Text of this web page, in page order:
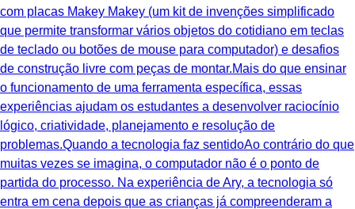
com placas Makey Makey (um kit de invenções simplificado
que permite transformar vários objetos do cotidiano em teclas
de teclado ou botões de mouse para computador) e desafios
de construção livre com peças de montar.Mais do que ensinar
o funcionamento de uma ferramenta específica, essas
experiências ajudam os estudantes a desenvolver raciocínio
lógico, criatividade, planejamento e resolução de
problemas.Quando a tecnologia faz sentidoAo contrário do que
muitas vezes se imagina, o computador não é o ponto de
partida do processo. Na experiência de Ary, a tecnologia só
entra em cena depois que as crianças já compreenderam a